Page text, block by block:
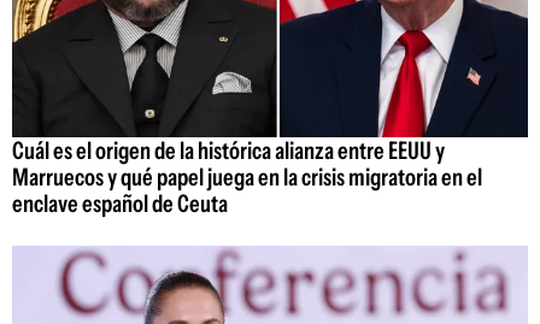
Cuál es el origen de la histórica alianza entre EEUU y
Marruecos y qué papel juega en la crisis migratoria en el
enclave español de Ceuta